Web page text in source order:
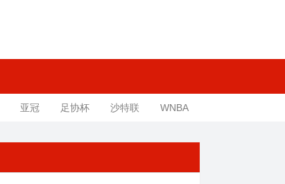
亚冠 足协杯 沙特联 WNBA